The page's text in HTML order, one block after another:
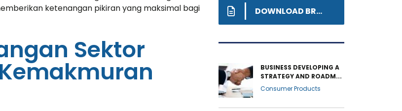
ketenangan pikiran yang maksimal bagi
Sektor
DOWNLOAD BROCHURE
BUSINESS DEVELOPING A
STRATEGY AND ROADM...
Consumer Products